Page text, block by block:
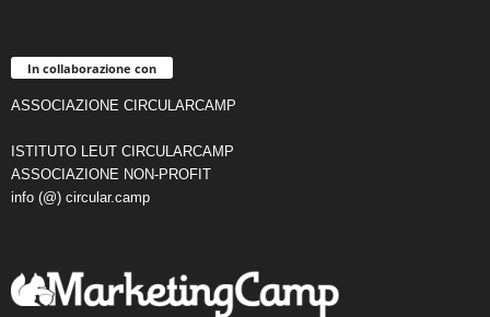
In collaborazione con
ASSOCIAZIONE CIRCULARCAMP
ISTITUTO LEUT CIRCULARCAMP
ASSOCIAZIONE NON-PROFIT
info (@) circular.camp